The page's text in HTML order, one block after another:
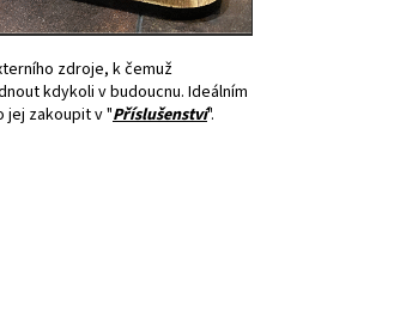
zdroje, k čemuž
kdykoli v budoucnu. Ideálním
jej zakoupit v "Příslušenství".